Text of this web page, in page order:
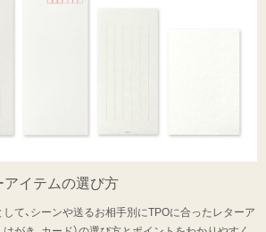
アイテムの選び方
て、シーンや送るお相手別にTPOに合ったレターア